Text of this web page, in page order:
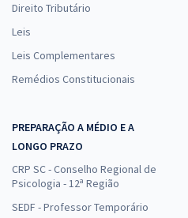
Direito Tributário
Leis
Leis Complementares
Remédios Constitucionais
PREPARAÇÃO A MÉDIO E A
LONGO PRAZO
CRP SC - Conselho Regional de
Psicologia - 12ª Região
SEDF - Professor Temporário